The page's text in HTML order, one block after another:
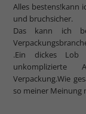
Alles bestens!kann
und bruchsicher.
Das kann ich
.Ein dickes
unkomplizierte
Verpackung.Wie
so meiner Meinung